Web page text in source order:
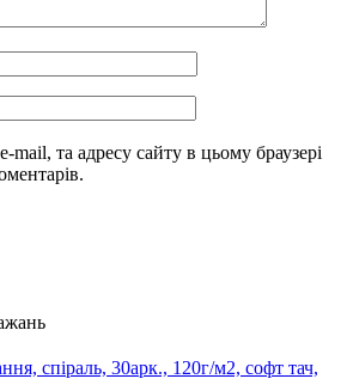
mail, та адресу сайту в цьому браузері